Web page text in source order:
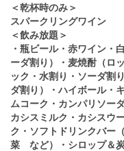
＜乾杯時のみ＞
スパークリングワイン
＜飲み放題＞
・瓶ビール・赤ワイン・
ーダ割り）・麦焼酎（ロ
ック・水割り・ソーダ割
ダ割り）・ハイボール・
ムコーク・カンパリソー
カシスミルク・カシスウ
ク・ソフトドリンクバー
菜 など）・シロップ＆